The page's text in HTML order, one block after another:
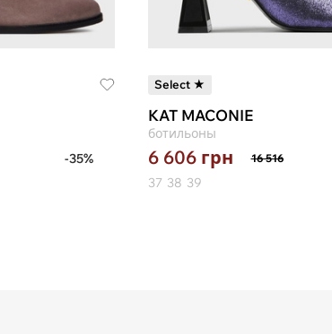
-35%
Select ★
KAT MACONIE
ботильоны
6 606 грн 16 516
37 38 39